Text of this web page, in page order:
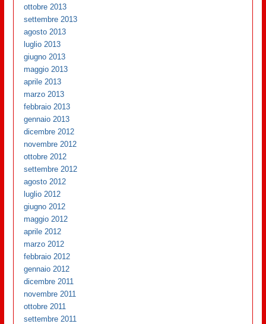
ottobre 2013
settembre 2013
agosto 2013
luglio 2013
giugno 2013
maggio 2013
aprile 2013
marzo 2013
febbraio 2013
gennaio 2013
dicembre 2012
novembre 2012
ottobre 2012
settembre 2012
agosto 2012
luglio 2012
giugno 2012
maggio 2012
aprile 2012
marzo 2012
febbraio 2012
gennaio 2012
dicembre 2011
novembre 2011
ottobre 2011
settembre 2011